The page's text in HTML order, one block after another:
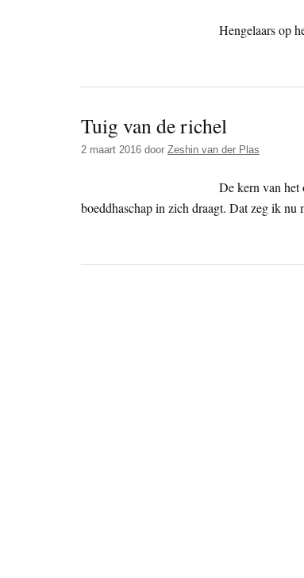
Hengelaars op
Tuig van de richel
2 maart 2016 door Zeshin van der Plas
De kern van het
boeddhaschap in zich draagt. Dat zeg ik